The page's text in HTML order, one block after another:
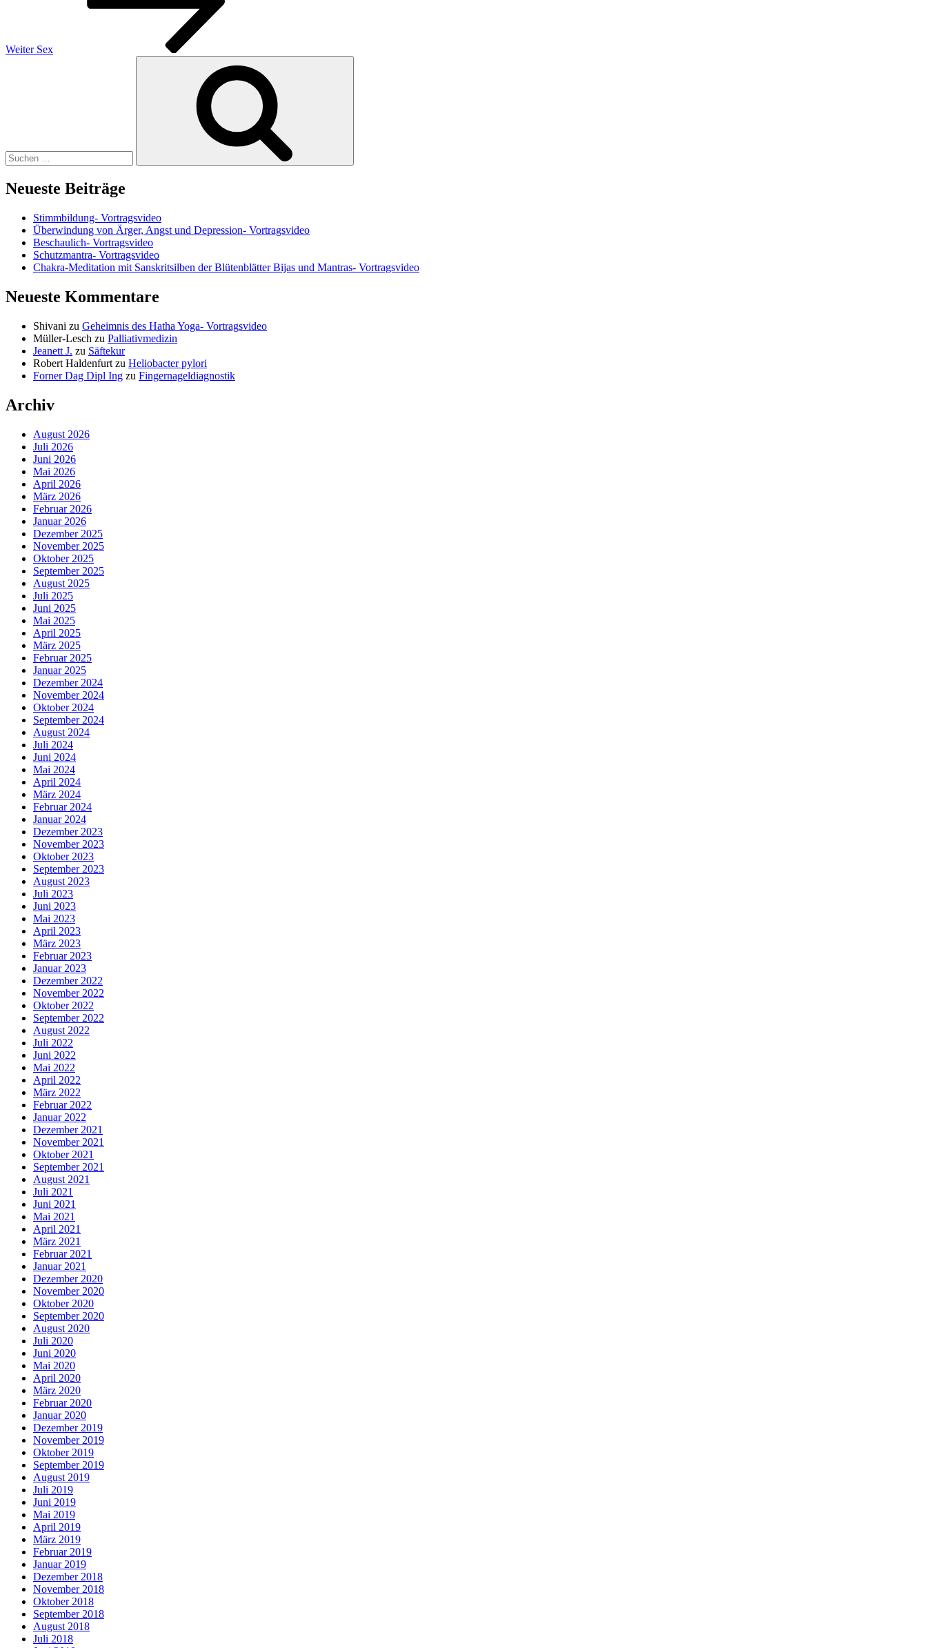
Weiter Sex
Neueste Beiträge
Stimmbildung- Vortragsvideo
Überwindung von Ärger, Angst und Depression- Vortragsvideo
Beschaulich- Vortragsvideo
Schutzmantra- Vortragsvideo
Chakra-Meditation mit Sanskritsilben der Blütenblätter Bijas und Mantras- Vortragsvideo
Neueste Kommentare
Shivani zu Geheimnis des Hatha Yoga- Vortragsvideo
Müller-Lesch zu Palliativmedizin
Jeanett J. zu Säftekur
Robert Haldenfurt zu Heliobacter pylori
Forner Dag Dipl Ing zu Fingernageldiagnostik
Archiv
August 2026
Juli 2026
Juni 2026
Mai 2026
April 2026
März 2026
Februar 2026
Januar 2026
Dezember 2025
November 2025
Oktober 2025
September 2025
August 2025
Juli 2025
Juni 2025
Mai 2025
April 2025
März 2025
Februar 2025
Januar 2025
Dezember 2024
November 2024
Oktober 2024
September 2024
August 2024
Juli 2024
Juni 2024
Mai 2024
April 2024
März 2024
Februar 2024
Januar 2024
Dezember 2023
November 2023
Oktober 2023
September 2023
August 2023
Juli 2023
Juni 2023
Mai 2023
April 2023
März 2023
Februar 2023
Januar 2023
Dezember 2022
November 2022
Oktober 2022
September 2022
August 2022
Juli 2022
Juni 2022
Mai 2022
April 2022
März 2022
Februar 2022
Januar 2022
Dezember 2021
November 2021
Oktober 2021
September 2021
August 2021
Juli 2021
Juni 2021
Mai 2021
April 2021
März 2021
Februar 2021
Januar 2021
Dezember 2020
November 2020
Oktober 2020
September 2020
August 2020
Juli 2020
Juni 2020
Mai 2020
April 2020
März 2020
Februar 2020
Januar 2020
Dezember 2019
November 2019
Oktober 2019
September 2019
August 2019
Juli 2019
Juni 2019
Mai 2019
April 2019
März 2019
Februar 2019
Januar 2019
Dezember 2018
November 2018
Oktober 2018
September 2018
August 2018
Juli 2018